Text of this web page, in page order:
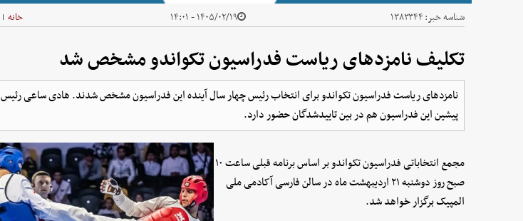
شناسه خبر:۱۳۸۳۳۴۴ ۱۴۰۵/۰۲/۱۹ - ۱۴:۰۱ خانه |
تکلیف نامزدهای ریاست فدراسیون تکواندو مشخص شد
نامزدهای ریاست فدراسیون تکواندو برای انتخاب رئیس چهار سال آینده این فدراسیون مشخص شدند. هادی ساعی رئیس
پیشین این فدراسیون هم در بین تاییدشدگان حضور دارد.
مجمع انتخاباتی فدراسیون تکواندو بر اساس برنامه قبلی ساعت ۱۰
صبح روز دوشنبه ۲۱ اردیبهشت ماه در سالن فارسی آکادمی ملی
المپیک برگزار خواهد شد.